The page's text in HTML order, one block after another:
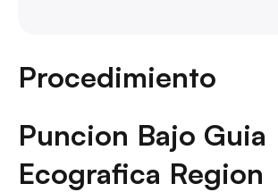
Procedimiento
Puncion Bajo Guia
Ecografica Region